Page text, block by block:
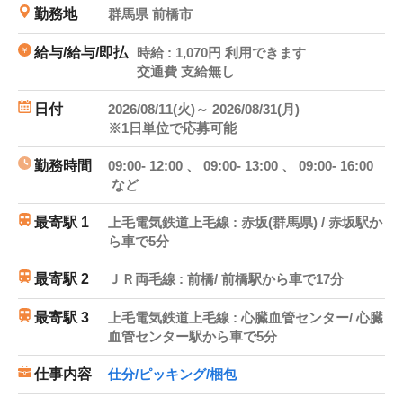
勤務地 群馬県 前橋市
給与/給与/即払
時給 : 1,070円 利用できます
交通費 支給無し
日付
2026/08/11(火)～ 2026/08/31(月)
※1日単位で応募可能
勤務時間
09:00- 12:00 、 09:00- 13:00 、 09:00- 16:00
など
最寄駅 1
上毛電気鉄道上毛線 : 赤坂(群馬県) / 赤坂駅か
ら車で5分
最寄駅 2 ＪＲ両毛線 : 前橋/ 前橋駅から車で17分
最寄駅 3
上毛電気鉄道上毛線 : 心臓血管センター/ 心臓
血管センター駅から車で5分
仕事内容 仕分/ピッキング/梱包